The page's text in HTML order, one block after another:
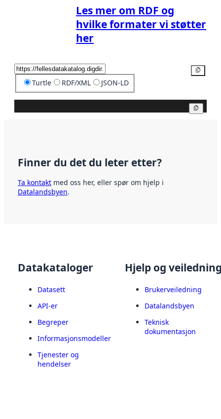
Les mer om RDF og
hvilke formater vi støtter
her
Turtle RDF/XML JSON-LD
Finner du det du leter etter?
Ta kontakt med oss her, eller spør om hjelp i
Datalandsbyen.
Datakataloger
Datasett
API-er
Begreper
Informasjonsmodeller
Tjenester og
hendelser
Hjelp og
Brukerveiledning
Datalandsbyen
Teknisk
dokumentasjon